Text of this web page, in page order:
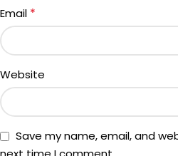
Email *
Website
Save my name, email, and